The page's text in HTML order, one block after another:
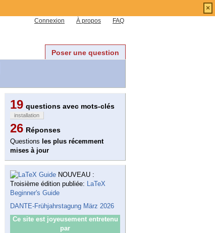
Connexion À propos FAQ
Poser une question
19 questions avec mots-clés
installation
26 Réponses
Questions les plus récemment
mises à jour
NOUVEAU :
Troisième édition publiée: LaTeX
Beginner's Guide
DANTE-Frühjahrstagung März 2026
Ce site est joyeusement entretenu
par
×